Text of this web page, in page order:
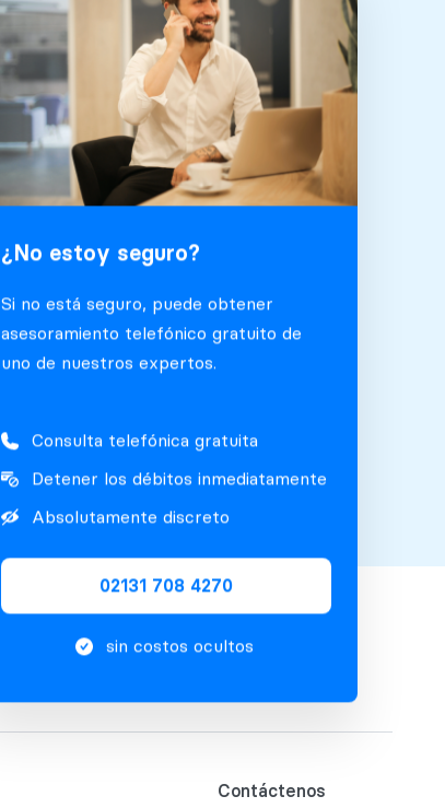
¿No estoy seguro?
Si no está seguro, puede obtener
asesoramiento telefónico gratuito de
uno de nuestros expertos.
Consulta telefónica gratuita
Detener los débitos inmediatamente
Absolutamente discreto
02131 708 4270
sin costos ocultos
Contáctenos